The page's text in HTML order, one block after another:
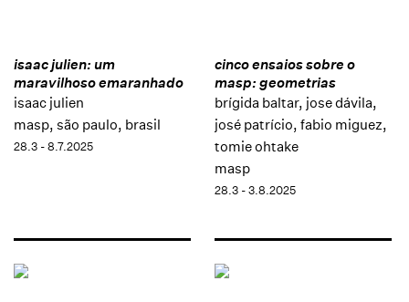
isaac julien: um
maravilhoso emaranhado
isaac julien
masp, são paulo, brasil
28.3 - 8.7.2025
cinco ensaios sobre o
masp: geometrias
brígida baltar, jose dávila,
josé patrício, fabio miguez,
tomie ohtake
masp
28.3 - 3.8.2025